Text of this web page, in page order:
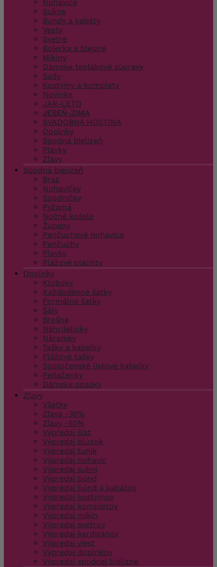
Nohavice
Sukne
Bundy a kabáty
Vesty
Svetre
Bolerka a blejzre
Mikiny
Dámske teplákové súpravy
Sady
Kostýmy a komplety
Novinky
JAR-LETO
JESEŇ-ZIMA
SVADOBNÁ HOSTINA
Doplnky
Spodná bielizeň
Plavky
Zľavy
Spodná bielizeň
Bras
Nohavičky
Spodničky
Pyžamá
Nočné košele
Župany
Pančuchové nohavice
Pančuchy
Plavky
Plážové plachty
Doplnky
Klobúky
Každodenné šatky
Formálne šatky
Šály
Brošne
Náhrdelníky
Náramky
Tašky a kabelky
Plážové tašky
Spoločenské listové kabelky
Peňaženky
Dámske opasky
Zľavy
Všetky
Zľava -30%
Zľavy -50%
Výpredaj šiat
Výpredaj blúzok
Výpredaj tuník
Výpredaj nohavíc
Výpredaj sukní
Výpredaj búnd
Výpredaj búnd a kabátov
Výpredaj kostýmov
Výpredaj kompletov
Výpredaj mikín
Výpredaj svetrov
Výpredaj kardigánov
Výpredaj viest
Výpredaj doplnkov
Výpredaj spodnej bielizne